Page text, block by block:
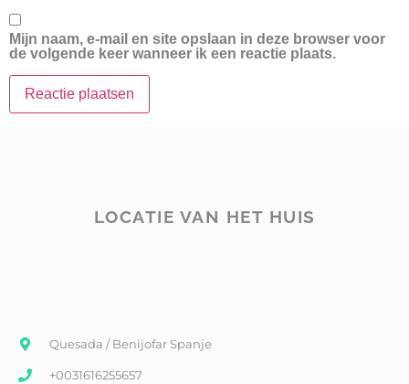
Mijn naam, e-mail en site opslaan in deze browser voor
de volgende keer wanneer ik een reactie plaats.
LOCATIE VAN HET HUIS
Quesada / Benijofar Spanje
+0031616255657